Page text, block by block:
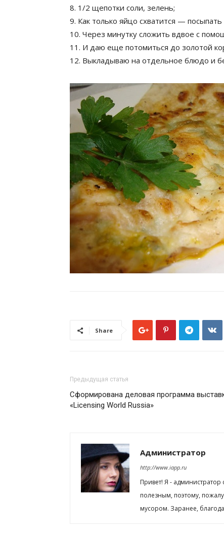
8. 1/2 щепотки соли, зелень;
9. Как только яйцо схватится —
10. Через минутку сложить вдвое с
11. И даю еще потомиться до золотой
12. Выкладываю на отдельное блюдо и
Share
Предыдущая статья
Сформирована деловая программа
«Licensing World Russia»
Администратор
http://www.iapp.ru
Привет! Я -
полезным, поэтому,
мусором. Заранее,